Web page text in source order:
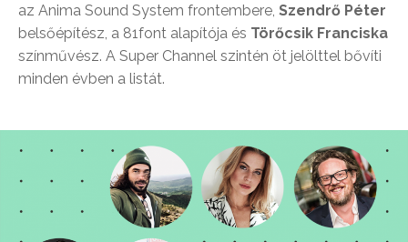
az Anima Sound System frontembere, Szendrő Péter
belsőépítész, a 81font alapítója és Törőcsik Franciska
színművész. A Super Channel szintén öt jelölttel bővíti
minden évben a listát.